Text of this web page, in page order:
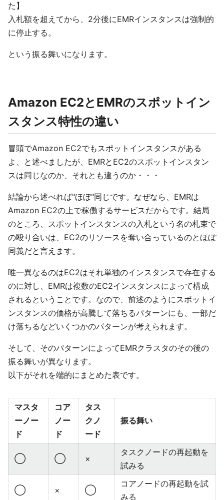
た】
入札額を超えてから、2分後にEMRインスタンスは強制的
に停止する。
という振る舞いになります。
Amazon EC2とEMRのスポットイン
スタンス特性の違い
冒頭でAmazon EC2でもスポットインスタンスがある
よ、と述べましたが、EMRとEC2のスポットインスタン
スは同じなのか、それとも違うのか・・・
結論から述べれば"ほぼ"同じです。なぜなら、EMRは
Amazon EC2の上で稼働するサービスだからです。結局
のところ、スポットインスタンスの入札という名の札束で
の殴り合いは、EC2のリソースを奪い合っているのとほぼ
同義だと言えます。
唯一異なるのはEC2はそれ単独のインスタンスで存在する
のに対し、EMRは複数のEC2インスタンスによって構成
されるということです。なので、前述のようにスポットイ
ンスタンスの価格が高騰して落ちるパターンにも、一部だ
け落ちるなどいくつかのパターンが考えられます。
そして、そのパターンによってEMRクラスタのその後の
振る舞いが異なります。
以下がそれを端的にまとめた表です。
マスタ
ーノー
ド
コア
ノー
ド
タス
クノ
ード
振る舞い
◯ ◯ ×
タスクノードの再起動を
試みる
◯ × ◯
コアノードの再起動を試
みる